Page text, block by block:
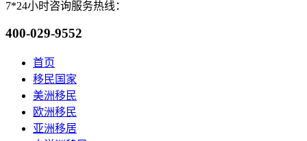
7*24小时咨询服务热线：
400-029-9552
首页
移民国家
美洲移民
欧洲移民
亚洲移居